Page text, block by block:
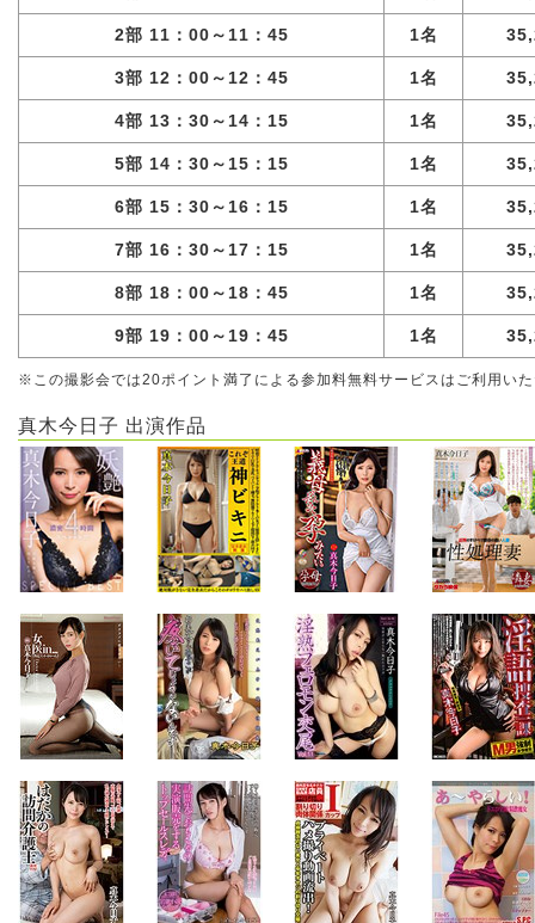
2部 11：00～11：45 1名
3部 12：00～12：45 1名
4部 13：30～14：15 1名
5部 14：30～15：15 1名
6部 15：30～16：15 1名
7部 16：30～17：15 1名
8部 18：00～18：45 1名
9部 19：00～19：45 1名
※この撮影会では20ポイント満了による参加料無料サービスはご利用い
真木今日子 出演作品